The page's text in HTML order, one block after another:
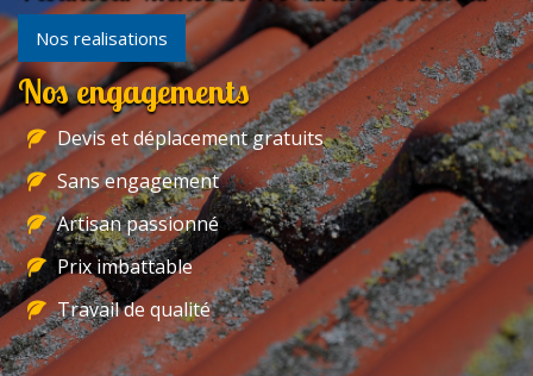
Nos realisations
Nos engagements
Devis et déplacement gratuits
Sans engagement
Artisan passionné
Prix imbattable
Travail de qualité